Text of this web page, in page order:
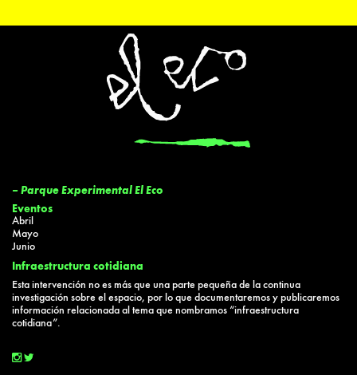
– Parque Experimental El Eco
Eventos
Abril
Mayo
Junio
Infraestructura cotidiana
Esta intervención no es más que una parte pequeña de la continua
investigación sobre el espacio, por lo que documentaremos y publicaremos
información relacionada al tema que nombramos “infraestructura
cotidiana”.